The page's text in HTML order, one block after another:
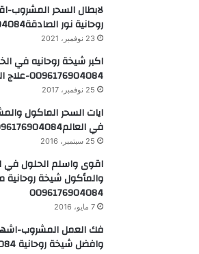
لابطال السحر
روحانية نور الصادقة0096176904084
23 نوفمبر، 2021
اكبر شيخة روحانيه في
0096176904084-علاج السحر المشروب
25 نوفمبر، 2017
ايات السحر الماكول
في العالم0096176904084
25 سبتمبر، 2016
اقوى واسلم الحلول في
والمأكول شيخة
0096176904084
7 مايو، 2016
فك العمل المشروب-
وافضل شيخة روحانية 0096176904084